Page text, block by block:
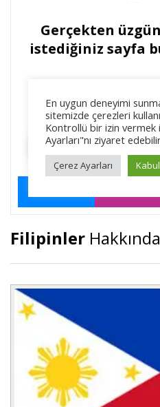
Filipinler Hakkında